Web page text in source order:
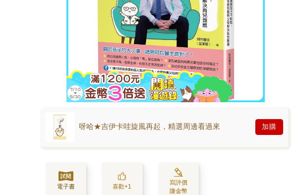
呀哈★吉伊卡哇旋風再起，精選周邊看過來 加購
電子書 喜歡+1
寫評價
賺金幣